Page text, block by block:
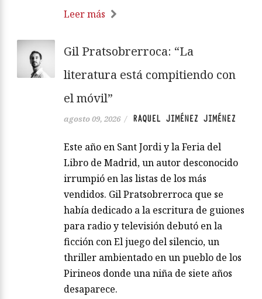
Leer más
Gil Pratsobrerroca: “La
literatura está compitiendo con
el móvil”
agosto 09, 2026 / RAQUEL JIMÉNEZ JIMÉNEZ
Este año en Sant Jordi y la Feria del
Libro de Madrid, un autor desconocido
irrumpió en las listas de los más
vendidos. Gil Pratsobrerroca que se
había dedicado a la escritura de guiones
para radio y televisión debutó en la
ficción con El juego del silencio, un
thriller ambientado en un pueblo de los
Pirineos donde una niña de siete años
desaparece.